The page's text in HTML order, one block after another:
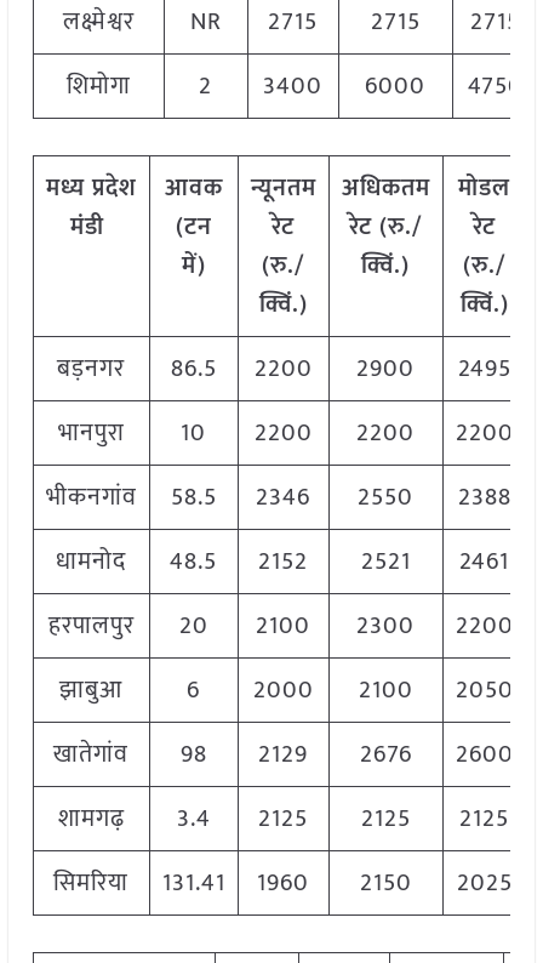
लक्ष्मेश्वर NR 2715 2715
2715
शिमोगा
2 3400 6000 4750
मध्यप्रदेश
मंडी
आवक
(टन
में)
न्यूनतम
रेट
(रु./
क्विं.)
अधिकतम
रेट (रु./
क्विं.)
मोडल
रेट
(रु./
क्विं.)
बड़नगर
86.5 2200 2900
2495
भानपुरा
10 2200 2200
2200
भीकनगांव
58.5 2346 2550
2388
धामनोद
48.5 2152 2521
2461
हरपालपुर
20 2100 2300
2200
झाबुआ
6 2000 2100
2050
खातेगांव
98 2129 2676
2600
शामगढ़
3.4 2125 2125
2125
सिमरिया
131.41 1960 2150 2025